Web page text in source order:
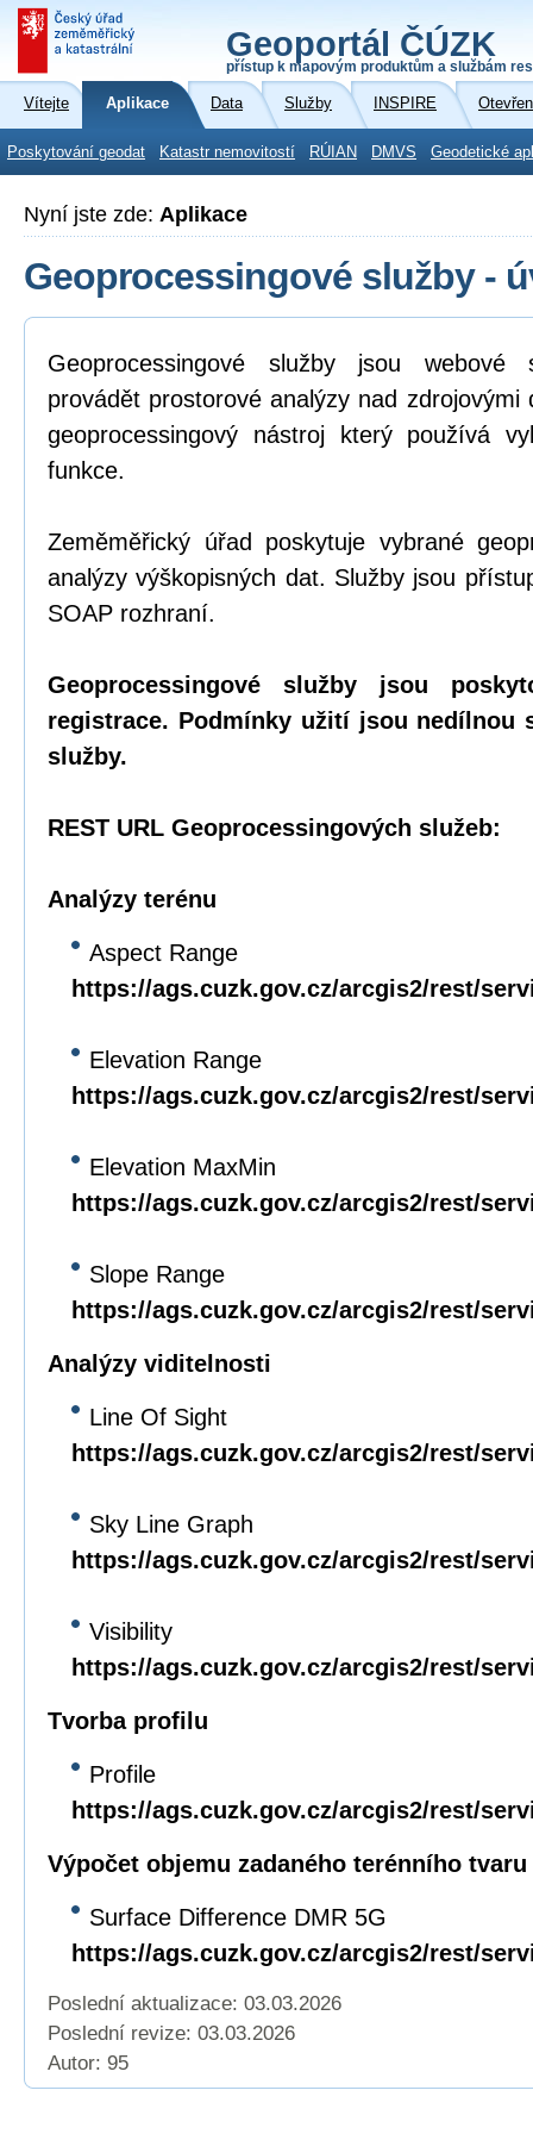
Geoportál ČÚZK
přístup k mapovým produktům a službám
Vítejte Aplikace Data Služby INSPIRE
Poskytování geodat Katastr nemovitostí RÚIAN DMVS Geodetické
Nyní jste zde: Aplikace
Geoprocessingové služby -
Geoprocessingové služby jsou webové
provádět prostorové analýzy nad zdrojovými
geoprocessingový nástroj který používá
funkce.
Zeměměřický úřad poskytuje vybrané
analýzy výškopisných dat. Služby jsou
SOAP rozhraní.
Geoprocessingové služby jsou
registrace. Podmínky užití jsou nedílnou
služby.
REST URL Geoprocessingových služeb:
Analýzy terénu
Aspect Range
https://ags.cuzk.gov.cz/arcgis2/rest/
Elevation Range
https://ags.cuzk.gov.cz/arcgis2/rest/
Elevation MaxMin
https://ags.cuzk.gov.cz/arcgis2/rest/
Slope Range
https://ags.cuzk.gov.cz/arcgis2/rest/
Analýzy viditelnosti
Line Of Sight
https://ags.cuzk.gov.cz/arcgis2/rest/
Sky Line Graph
https://ags.cuzk.gov.cz/arcgis2/rest/
Visibility
https://ags.cuzk.gov.cz/arcgis2/rest/
Tvorba profilu
Profile
https://ags.cuzk.gov.cz/arcgis2/rest/
Výpočet objemu zadaného terénního tvaru
Surface Difference DMR 5G
https://ags.cuzk.gov.cz/arcgis2/rest/
Poslední aktualizace: 03.03.2026
Poslední revize: 03.03.2026
Autor: 95